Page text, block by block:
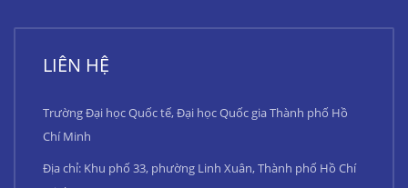
LIÊN HỆ
Trường Đại học Quốc tế, Đại học Quốc gia Thành phố Hồ
Chí Minh
Địa chỉ: Khu phố 33, phường Linh Xuân, Thành phố Hồ Chí